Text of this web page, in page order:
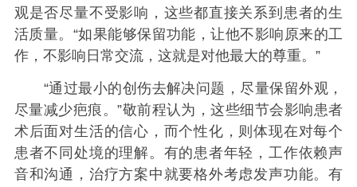
观是否尽量不受影响，这些都直接关系到患者的生
活质量。“如果能够保留功能，让他不影响原来的工
作，不影响日常交流，这就是对他最大的尊重。”
“通过最小的创伤去解决问题，尽量保留外观，
尽量减少疤痕。”敬前程认为，这些细节会影响患者
术后面对生活的信心，而个性化，则体现在对每个
患者不同处境的理解。有的患者年轻，工作依赖声
音和沟通，治疗方案中就要格外考虑发声功能。有